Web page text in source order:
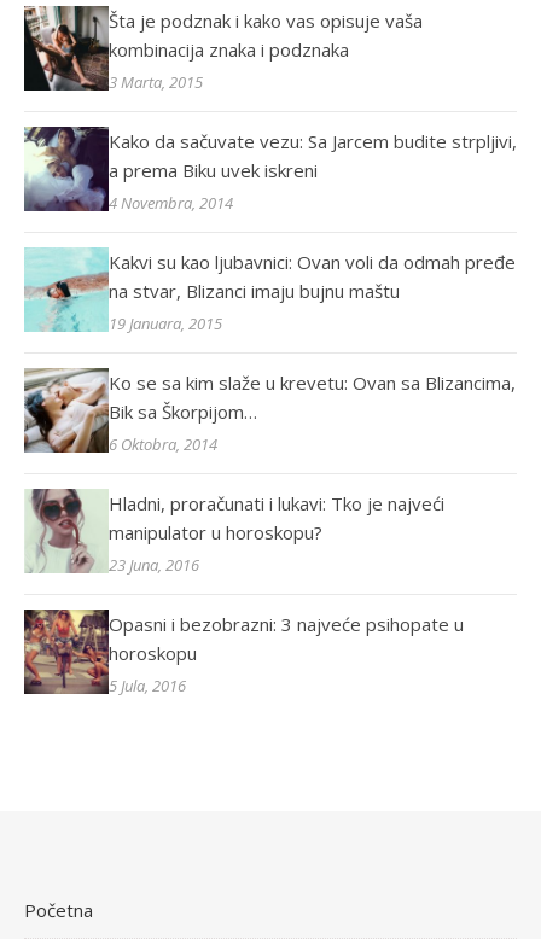
Šta je podznak i kako vas opisuje vaša
kombinacija znaka i podznaka
3 Marta, 2015
Kako da sačuvate vezu: Sa Jarcem budite strpljivi,
a prema Biku uvek iskreni
4 Novembra, 2014
Kakvi su kao ljubavnici: Ovan voli da odmah pređe
na stvar, Blizanci imaju bujnu maštu
19 Januara, 2015
Ko se sa kim slaže u krevetu: Ovan sa Blizancima,
Bik sa Škorpijom…
6 Oktobra, 2014
Hladni, proračunati i lukavi: Tko je najveći
manipulator u horoskopu?
23 Juna, 2016
Opasni i bezobrazni: 3 najveće psihopate u
horoskopu
5 Jula, 2016
Početna